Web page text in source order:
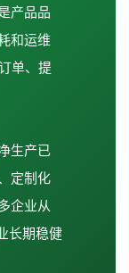
产品品
和运维
单、提
生产已
定制化
企业从
长期稳健